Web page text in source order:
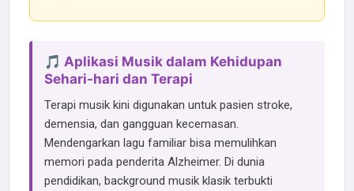
🎵 Aplikasi Musik dalam Kehidupan
Sehari-hari dan Terapi
Terapi musik kini digunakan untuk pasien stroke,
demensia, dan gangguan kecemasan.
Mendengarkan lagu familiar bisa memulihkan
memori pada penderita Alzheimer. Di dunia
pendidikan, background musik klasik terbukti